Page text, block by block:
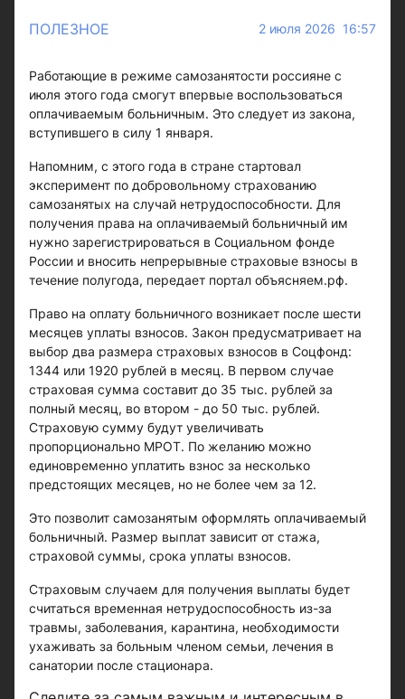
ПОЛЕЗНОЕ 2 июля 2026 16:57
Работающие в режиме самозанятости россияне с
июля этого года смогут впервые воспользоваться
оплачиваемым больничным. Это следует из закона,
вступившего в силу 1 января.
Напомним, с этого года в стране стартовал
эксперимент по добровольному страхованию
самозанятых на случай нетрудоспособности. Для
получения права на оплачиваемый больничный им
нужно зарегистрироваться в Социальном фонде
России и вносить непрерывные страховые взносы в
течение полугода, передает портал объясняем.рф.
Право на оплату больничного возникает после шести
месяцев уплаты взносов. Закон предусматривает на
выбор два размера страховых взносов в Соцфонд:
1344 или 1920 рублей в месяц. В первом случае
страховая сумма составит до 35 тыс. рублей за
полный месяц, во втором - до 50 тыс. рублей.
Страховую сумму будут увеличивать
пропорционально МРОТ. По желанию можно
единовременно уплатить взнос за несколько
предстоящих месяцев, но не более чем за 12.
Это позволит самозанятым оформлять оплачиваемый
больничный. Размер выплат зависит от стажа,
страховой суммы, срока уплаты взносов.
Страховым случаем для получения выплаты будет
считаться временная нетрудоспособность из-за
травмы, заболевания, карантина, необходимости
ухаживать за больным членом семьи, лечения в
санатории после стационара.